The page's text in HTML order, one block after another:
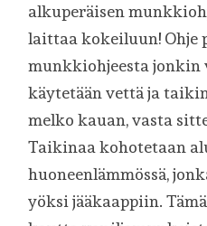
alkuperäisen
laittaa kokeiluun! Ohje
munkkiohjeesta jonkin
käytetään vettä ja
melko kauan, vasta
Taikinaa kohotetaan
huoneenlämmössä,
yöksi jääkaappiin.